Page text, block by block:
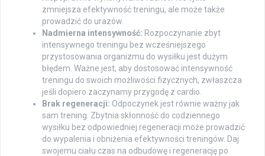
zmniejsza efektywność treningu, ale może także
prowadzić do urazów.
Nadmierna intensywność: Rozpoczynanie zbyt
intensywnego treningu bez wcześniejszego
przystosowania organizmu do wysiłku jest dużym
błędem. Ważne jest, aby dostosować intensywność
treningu do swoich możliwości fizycznych, zwłaszcza
jeśli dopiero zaczynamy przygodę z cardio.
Brak regeneracji: Odpoczynek jest równie ważny jak
sam trening. Zbytnia skłonność do codziennego
wysiłku bez odpowiedniej regeneracji może prowadzić
do wypalenia i obniżenia efektywności treningów. Daj
swojemu ciału czas na odbudowę i regenerację po